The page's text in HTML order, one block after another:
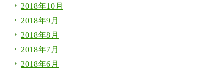
2018年10月
2018年9月
2018年8月
2018年7月
2018年6月